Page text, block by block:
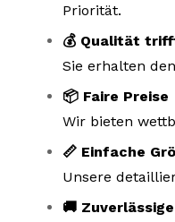
Priorität.
💰 Qualität
Sie erhalten
📦 Faire Preise
Wir bieten
📏 Einfache
Unsere
🚚